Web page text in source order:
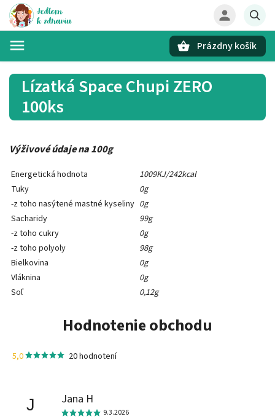
Prázdny košík
Lízatká Space Chupi ZERO
100ks
Výživové údaje na 100g
Energetická hodnota
1009KJ/242kcal
Tuky
0g
-z toho nasýtené mastné kyseliny 0g
Sacharidy
99g
-z toho cukry
0g
-z toho polyoly
98g
Bielkovina
0g
Vláknina
0g
Soľ
0,12g
Hodnotenie obchodu
5,0 20 hodnotení
J Jana H
9.3.2026